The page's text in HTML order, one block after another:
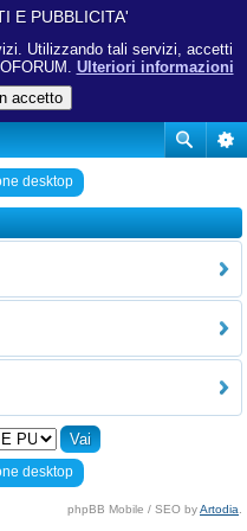
Utilizzando tali servizi, accetti
Ulteriori informazioni
E PUBBLICITA'
desktop
desktop
phpBB Mobile / SEO byArtodia